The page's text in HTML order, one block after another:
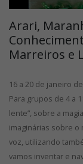
Arari,
Marreiros e
16 a 20 de janeiro
Para grupos de 4 a
lente”, sobre a
imaginárias sobre o
voz, utilizando
vamos inventar e